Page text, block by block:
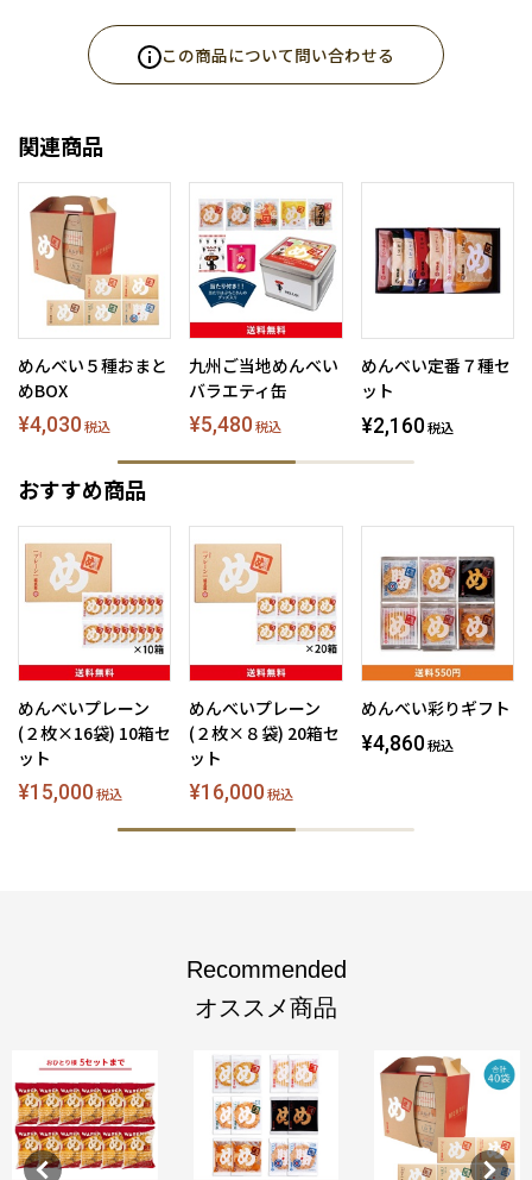
この商品について問い合わせる
関連商品
めんべい５種おまと
めBOX
¥4,030 税込
九州ご当地めんべい
バラエティ缶
¥5,480 税込
めんべい定番７種セ
ット
¥2,160 税込
おすすめ商品
めんべいプレーン
(２枚×16袋) 10箱セ
ット
¥15,000 税込
めんべいプレーン
(２枚×８袋) 20箱セ
ット
¥16,000 税込
めんべい彩りギフト
¥4,860 税込
Recommended
オススメ商品